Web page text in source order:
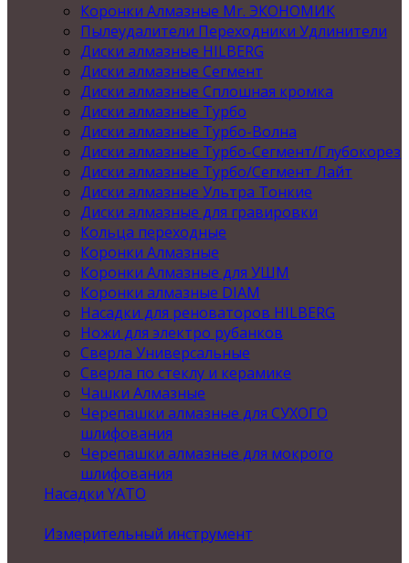
Коронки Алмазные Mr. ЭКОНОМИК
Пылеудалители Переходники Удлинители
Диски алмазные HILBERG
Диски алмазные Сегмент
Диски алмазные Сплошная кромка
Диски алмазные Турбо
Диски алмазные Турбо-Волна
Диски алмазные Турбо-Сегмент/Глубокорез
Диски алмазные Турбо/Сегмент Лайт
Диски алмазные Ультра Тонкие
Диски алмазные для гравировки
Кольца переходные
Коронки Алмазные
Коронки Алмазные для УШМ
Коронки алмазные DIAM
Насадки для реноваторов HILBERG
Ножи для электро рубанков
Сверла Универсальные
Сверла по стеклу и керамике
Чашки Алмазные
Черепашки алмазные для СУХОГО
шлифования
Черепашки алмазные для мокрого
шлифования
Насадки YATO
Измерительный инструмент